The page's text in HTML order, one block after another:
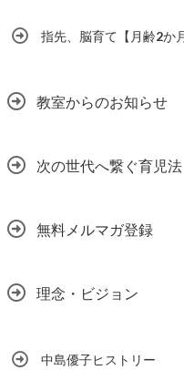
指先、脳育て【月齢2か
教室からのお知らせ
次の世代へ繋ぐ育児法
無料メルマガ登録
理念・ビジョン
中島優子ヒストリー